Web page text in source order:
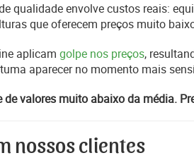
qualidade envolve custos reais:
que oferecem preços muito
aplicam golpe nos preços,
aparecer no momento mais
de valores muito abaixo da média.
nossos clientes